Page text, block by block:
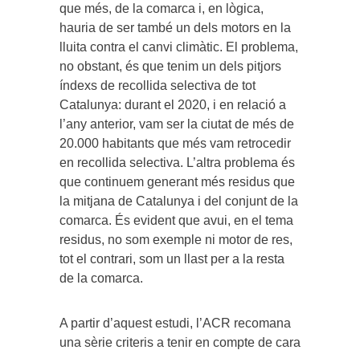
que més, de la comarca i, en lògica,
hauria de ser també un dels motors en la
lluita contra el canvi climàtic. El problema,
no obstant, és que tenim un dels pitjors
índexs de recollida selectiva de tot
Catalunya: durant el 2020, i en relació a
l’any anterior, vam ser la ciutat de més de
20.000 habitants que més vam retrocedir
en recollida selectiva. L’altra problema és
que continuem generant més residus que
la mitjana de Catalunya i del conjunt de la
comarca. És evident que avui, en el tema
residus, no som exemple ni motor de res,
tot el contrari, som un llast per a la resta
de la comarca.
A partir d’aquest estudi, l’ACR recomana
una sèrie criteris a tenir en compte de cara